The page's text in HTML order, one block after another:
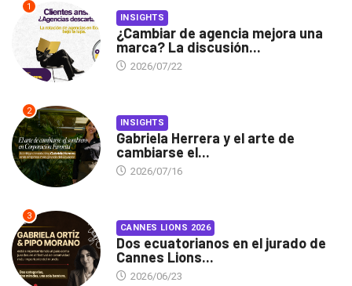
1
INSIGHTS
¿Cambiar de agencia mejora una
marca? La discusión...
2026/07/22
2
INSIGHTS
Gabriela Herrera y el arte de
cambiarse el...
2026/07/16
3
CANNES LIONS 2026
Dos ecuatorianos en el jurado de
Cannes Lions...
2026/06/23